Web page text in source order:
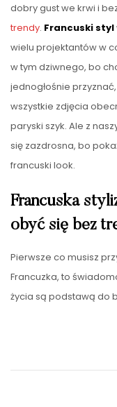
dobry gust we krwi i
trendy. Francuski styl
wielu projektantów w
w tym dziwnego, bo
jednogłośnie
wszystkie zdjęcia
paryski szyk. Ale z
się zazdrosna, bo
francuski look.
Francuska
obyć się bez
Pierwsze co musisz
Francuzka, to
życia są podstawą do